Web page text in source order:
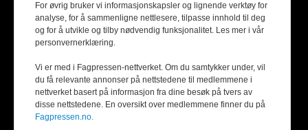
For øvrig bruker vi informasjonskapsler og lignende verktøy for
analyse, for å sammenligne nettlesere, tilpasse innhold til deg
og for å utvikle og tilby nødvendig funksjonalitet. Les mer i vår
personvernerklæring.
Vi er med i Fagpressen-nettverket. Om du samtykker under, vil
du få relevante annonser på nettstedene til medlemmene i
nettverket basert på informasjon fra dine besøk på tvers av
disse nettstedene. En oversikt over medlemmene finner du på
Fagpressen.no.